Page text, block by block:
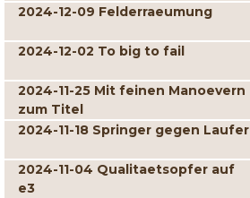
2024-12-09 Felderraeumung
2024-12-02 To big to fail
2024-11-25 Mit feinen Manoevern
zum Titel
2024-11-18 Springer gegen Laufer
2024-11-04 Qualitaetsopfer auf
e3